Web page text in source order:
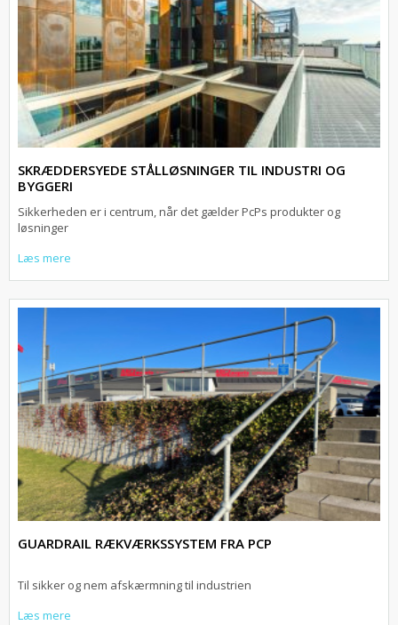
SKRÆDDERSYEDE STÅLLØSNINGER TIL INDUSTRI OG
BYGGERI
Sikkerheden er i centrum, når det gælder PcPs produkter og
løsninger
Læs mere
GUARDRAIL RÆKVÆRKSSYSTEM FRA PCP
Til sikker og nem afskærmning til industrien
Læs mere